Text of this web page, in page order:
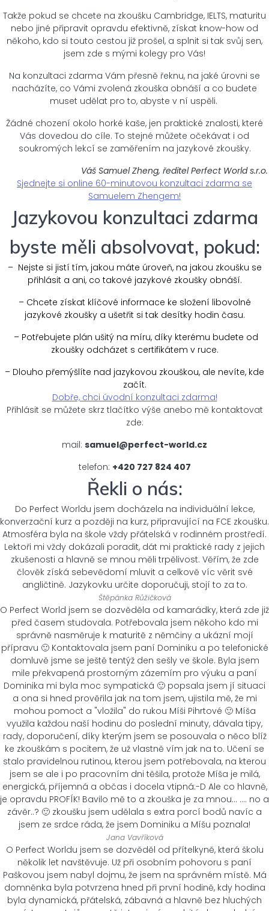
Takže pokud se chcete na zkoušku Cambridge, IELTS, maturitu
nebo jiné připravit opravdu efektivně, získat know-how od
někoho, kdo si touto cestou již prošel, a splnit si tak svůj sen,
jsem zde s mými kolegy pro Vás!
Na konzultaci zdarma Vám přesně řeknu, na jaké úrovni se
nacházíte, co Vámi zvolená zkouška obnáší a co budete
muset udělat pro to, abyste v ní uspěli.
Žádné chození okolo horké kaše, jen praktické znalosti, které
Vás dovedou do cíle. To stejné můžete očekávat i od
soukromých lekcí se zaměřením na jazykové zkoušky.
Váš Samuel Zheng, ředitel Perfect World s.r.o.
Sjednejte si online 60-minutovou konzultaci zdarma se
Samuelem Zhengem!
Jazykovou konzultaci zdarma
byste měli absolvovat, pokud:
– Nejste si jistí tím, jakou máte úroveň, na jakou zkoušku se
přihlásit a ani, co takové jazykové zkoušky obnáší.
– Chcete získat klíčové informace ke složení libovolné
jazykové zkoušky a ušetřit si tak desítky hodin času.
– Potřebujete plán ušitý na míru, díky kterému budete od
zkoušky odcházet s certifikátem v ruce.
– Dlouho přemýšlíte nad jazykovou zkouškou, ale nevíte, kde
začít.
Dobře, chci úvodní konzultaci zdarma!
Přihlásit se můžete skrz tlačítko výše anebo mě kontaktovat
zde:
mail: samuel@perfect-world.cz
telefon: +420 727 824 407
Řekli o nás:
Do Perfect Worldu jsem docházela na individuální lekce,
konverzační kurz a později na kurz, připravující na FCE zkoušku.
Atmosféra byla na škole vždy přátelská v rodinném prostředí.
Lektoři mi vždy dokázali poradit, dát mi praktické rady z jejich
zkušenosti a hlavně se mnou měli trpělivost. Věřím, že zde
člověk získá sebevědomí mluvit a celkově víc věrit své
angličtině. Jazykovku určite doporučuji, stojí to za to.
Štěpánka Růžičková
O Perfect World jsem se dozvěděla od kamarádky, která zde již
před časem studovala. Potřebovala jsem někoho kdo mi
správně nasměruje k maturitě z němčiny a ukázní mojí
přípravu 🙂 Kontaktovala jsem paní Dominiku a po telefonické
domluvě jsme se ještě tentýž den sešly ve škole. Byla jsem
mile překvapená prostorným zázemím pro výuku a paní
Dominika mi byla moc sympatická 🙂 popsala jsem jí situaci
a ona si hned prověřila jak na tom jsem, ujistila mě, že mi
mohou pomoct a "vložila" do rukou Míši Pihrtové 🙂 Míša
využila každou naší hodinu do poslední minuty, dávala tipy,
rady, doporučení, díky kterým jsem se posouvala o něco blíž
ke zkouškám s pocitem, že už vlastně vím jak na to. Učení se
stalo pravidelnou rutinou, kterou jsem potřebovala, na kterou
jsem se ale i po pracovním dni těšila, protože Míša je milá,
energická, příjemná a občas i docela vtipná:-D Ale co hlavně,
je opravdu PROFÍK! Bavilo mě to a zkouška je za mnou... .... no a
závěr..? 🙂 zkoušku jsem udělala s extra porcí bodů navíc a
jsem ze srdce ráda, že jsem Dominiku a Míšu poznala!
Jana Vavříková
O Perfect Worldu jsem se dozvěděl od přítelkyně, která školu
několik let navštěvuje. Už při osobním pohovoru s paní
Paškovou jsem nabyl dojmu, že jsem na správném místě. Má
domněnka byla potvrzena hned při první hodině, kdy hodina
byla dynamická, přátelská, zábavná a hlavně bez hluchých